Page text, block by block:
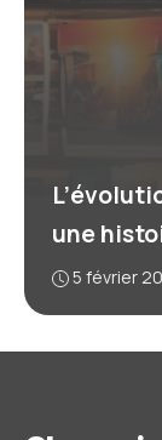
une
5 février